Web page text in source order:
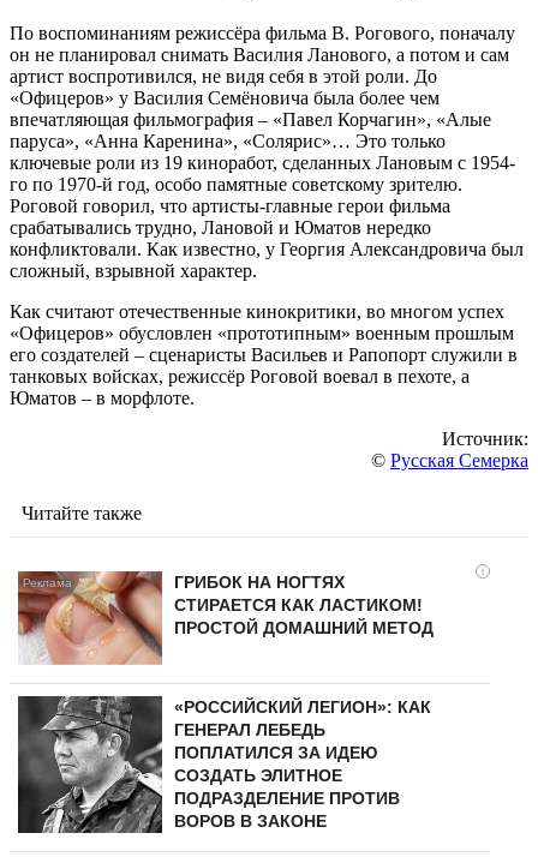
По воспоминаниям режиссёра фильма В. Рогового, поначалу
он не планировал снимать Василия Ланового, а потом и сам
артист воспротивился, не видя себя в этой роли. До
«Офицеров» у Василия Семёновича была более чем
впечатляющая фильмография – «Павел Корчагин», «Алые
паруса», «Анна Каренина», «Солярис»… Это только
ключевые роли из 19 киноработ, сделанных Лановым с 1954-
го по 1970-й год, особо памятные советскому зрителю.
Роговой говорил, что артисты-главные герои фильма
срабатывались трудно, Лановой и Юматов нередко
конфликтовали. Как известно, у Георгия Александровича был
сложный, взрывной характер.
Как считают отечественные кинокритики, во многом успех
«Офицеров» обусловлен «прототипным» военным прошлым
его создателей – сценаристы Васильев и Рапопорт служили в
танковых войсках, режиссёр Роговой воевал в пехоте, а
Юматов – в морфлоте.
Источник:
© Русская Семерка
Читайте также
i
ГРИБОК НА НОГТЯХ
СТИРАЕТСЯ КАК ЛАСТИКОМ!
ПРОСТОЙ ДОМАШНИЙ МЕТОД
«РОССИЙСКИЙ ЛЕГИОН»: КАК
ГЕНЕРАЛ ЛЕБЕДЬ
ПОПЛАТИЛСЯ ЗА ИДЕЮ
СОЗДАТЬ ЭЛИТНОЕ
ПОДРАЗДЕЛЕНИЕ ПРОТИВ
ВОРОВ В ЗАКОНЕ